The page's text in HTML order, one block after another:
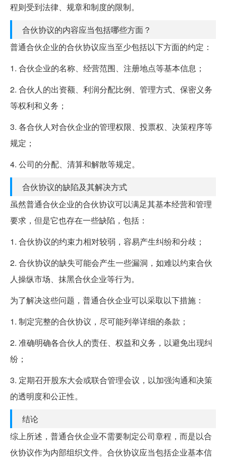
程则受到法律、规章和制度的限制。
合伙协议的内容应当包括哪些方面？
普通合伙企业的合伙协议应当至少包括以下方面的约定：
1. 合伙企业的名称、经营范围、注册地点等基本信息；
2. 合伙人的出资额、利润分配比例、管理方式、保密义务
等权利和义务；
3. 各合伙人对合伙企业的管理权限、投票权、决策程序等
规定；
4. 公司的分配、清算和解散等规定。
合伙协议的缺陷及其解决方式
虽然普通合伙企业的合伙协议可以满足其基本经营和管理
要求，但是它也存在一些缺陷，包括：
1. 合伙协议的约束力相对较弱，容易产生纠纷和分歧；
2. 合伙协议的缺失可能会产生一些漏洞，如难以约束合伙
人操纵市场、抹黑合伙企业等行为。
为了解决这些问题，普通合伙企业可以采取以下措施：
1. 制定完整的合伙协议，尽可能列举详细的条款；
2. 准确明确各合伙人的责任、权益和义务，以避免出现纠
纷；
3. 定期召开股东大会或联合管理会议，以加强沟通和决策
的透明度和公正性。
结论
综上所述，普通合伙企业不需要制定公司章程，而是以合
伙协议作为内部组织文件。合伙协议应当包括企业基本信